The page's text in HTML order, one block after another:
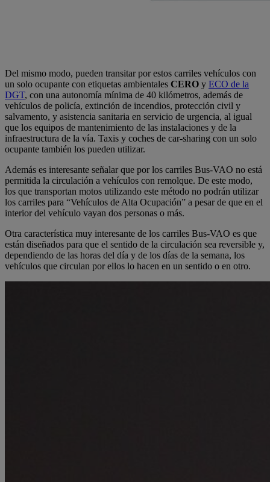
Del mismo modo, pueden transitar por estos carriles vehículos con
un solo ocupante con etiquetas ambientales CERO y ECO de la
DGT, con una autonomía mínima de 40 kilómetros, además de
vehículos de policía, extinción de incendios, protección civil y
salvamento, y asistencia sanitaria en servicio de urgencia, al igual
que los equipos de mantenimiento de las instalaciones y de la
infraestructura de la vía. Taxis y coches de car-sharing con un solo
ocupante también los pueden utilizar.
Además es interesante señalar que por los carriles Bus-VAO no está
permitida la circulación a vehículos con remolque. De este modo,
los que transportan motos utilizando este método no podrán utilizar
los carriles para “Vehículos de Alta Ocupación” a pesar de que en el
interior del vehículo vayan dos personas o más.
Otra característica muy interesante de los carriles Bus-VAO es que
están diseñados para que el sentido de la circulación sea reversible y,
dependiendo de las horas del día y de los días de la semana, los
vehículos que circulan por ellos lo hacen en un sentido o en otro.